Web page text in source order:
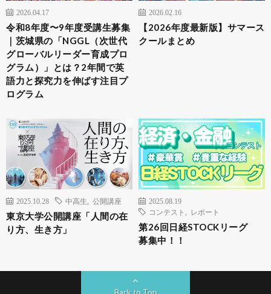
2026.04.17
令和8年度〜9年度受講生募集
｜茨城県の「NGGL（次世代
グローバルリーダー育成プロ
グラム）」とは？2年間で英
語力と探究力を伸ばす注目プ
ログラム
2026.02.16
【2026年度最新版】サマース
クールまとめ
2025.10.28 中高生 公開講座
東京大学公開講座「人間の在
り方、生き方」
2025.08.19
コンテスト
レポート
第26回日経STOCKリーグ
募集中！！